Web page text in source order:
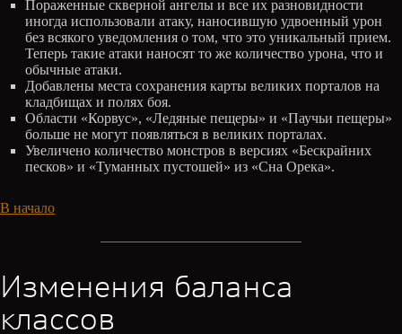
Пораженные скверной ангелы и все их разновидности
иногда использовали атаку, наносившую удвоенный урон
без всякого уведомления о том, что это уникальный прием.
Теперь такие атаки наносят то же количество урона, что и
обычные атаки.
Добавлены места сохранения карты великих порталов на
кладбищах и полях боя.
Области «Корвус», «Ледяные пещеры» и «Паучьи пещеры»
больше не могут появляться в великих порталах.
Увеличено количество монстров в версиях «Бескрайних
песков» и «Туманных пустошей» из «Сна Орека».
В начало
Изменения баланса
классов